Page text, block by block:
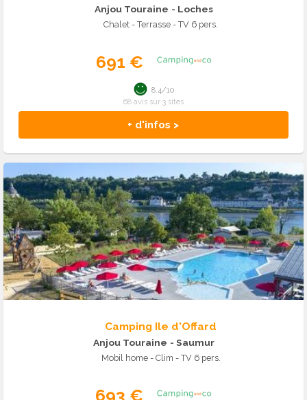
Anjou Touraine - Loches
Chalet - Terrasse - TV 6 pers.
691 €
+ d'infos >
8.4/10
68 avis sur 3 sites
Camping Ile d'Offard
Anjou Touraine - Saumur
Mobil home - Clim - TV 6 pers.
693 €